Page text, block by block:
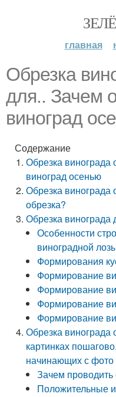
главная
Обрезка
для.. Зачем
виноград
Содержание
Обрезка винограда
виноград осенью
Обрезка винограда
обрезка?
Обрезка
Особенности
виноградной
Формирования
Формирование
Формирование
Формирование
Формирование
Обрезка
картинках
начинающих с фото
Зачем
Положительные